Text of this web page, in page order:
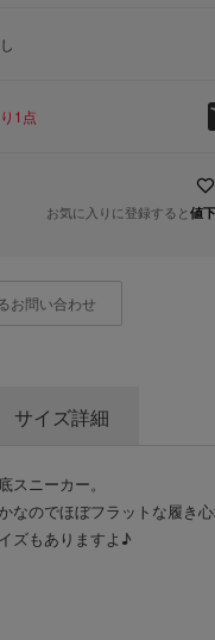
1点
お気に入りに登録すると値
お問い合わせ
サイズ詳細
スニーカー。
なのでほぼフラットな履き心
ズもありますよ♪